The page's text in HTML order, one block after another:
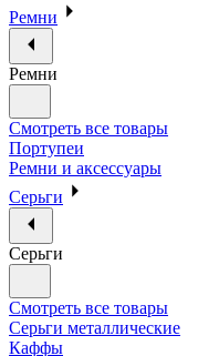
Ремни
Ремни
Смотреть все товары
Портупеи
Ремни и аксессуары
Серьги
Серьги
Смотреть все товары
Серьги металлические
Каффы